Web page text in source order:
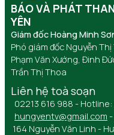
BÁO VÀ PHÁT
YÊN
Giám đốc Hoàng Minh
Phó giám đốc Nguyễn
Phạm Văn Xướng, Đinh
Trần Thị Thoa
Liên hệ toà soạn
02213 616 988 -
hungyentv@gmail.com -
164 Nguyễn Văn Linh -